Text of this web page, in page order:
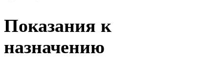
Показания к
назначению